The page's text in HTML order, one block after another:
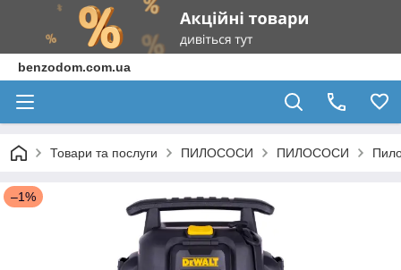
benzodom.com.ua
Товари та послуги ПИЛОСОСИ ПИЛОСОСИ
–1%